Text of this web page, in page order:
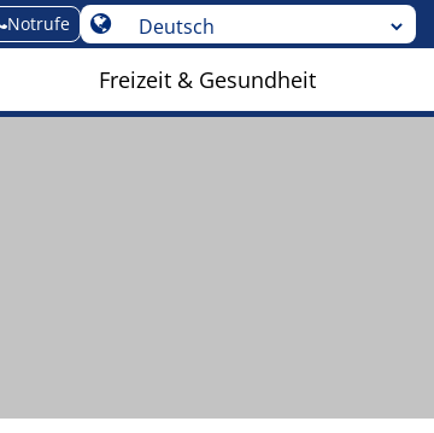
Notrufe
Freizeit & Gesundheit